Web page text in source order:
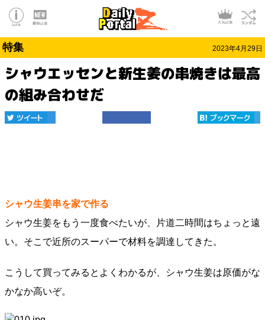
特集 2023年4月29日
シャウエッセンと新生姜の串焼きは最高
の組み合わせだ
シャウ生姜串を家で作る
シャウ生姜をもう一度食べたいが、片道二時間はちょっと遠
い。そこで近所のスーパーで材料を調達してきた。
こうして買ってみるとよくわかるが、シャウ生姜は原価がな
かなか高いぞ。